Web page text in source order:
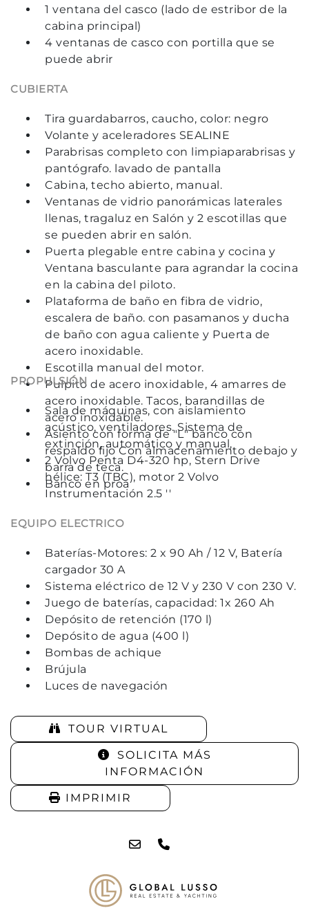
1 ventana del casco (lado de estribor de la
cabina principal)
4 ventanas de casco con portilla que se
puede abrir
CUBIERTA
Tira guardabarros, caucho, color: negro
Volante y aceleradores SEALINE
Parabrisas completo con limpiaparabrisas y
pantógrafo. lavado de pantalla
Cabina, techo abierto, manual.
Ventanas de vidrio panorámicas laterales
llenas, tragaluz en Salón y 2 escotillas que
se pueden abrir en salón.
Puerta plegable entre cabina y cocina y
Ventana basculante para agrandar la cocina
en la cabina del piloto.
Plataforma de baño en fibra de vidrio,
escalera de baño. con pasamanos y ducha
de baño con agua caliente y Puerta de
acero inoxidable.
Escotilla manual del motor.
Pulpito de acero inoxidable, 4 amarres de
acero inoxidable. Tacos, barandillas de
acero inoxidable.
Asiento con forma de "L" banco con
respaldo fijo Con almacenamiento debajo y
barra de teca.
Banco en proa
PROPULSIÓN
Sala de máquinas, con aislamiento
acústico, ventiladores. Sistema de
extinción, automático y manual,
2 Volvo Penta D4-320 hp, Stern Drive
hélice: T3 (TBC), motor 2 Volvo
Instrumentación 2.5 ''
EQUIPO ELECTRICO
Baterías-Motores: 2 x 90 Ah / 12 V, Batería
cargador 30 A
Sistema eléctrico de 12 V y 230 V con 230 V.
Juego de baterías, capacidad: 1x 260 Ah
Depósito de retención (170 l)
Depósito de agua (400 l)
Bombas de achique
Brújula
Luces de navegación
TOUR VIRTUAL
SOLICITA MÁS
INFORMACIÓN
IMPRIMIR